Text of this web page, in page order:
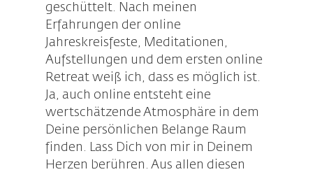
geschüttelt. Nach meinen
Erfahrungen der online
Jahreskreisfeste, Meditationen,
Aufstellungen und dem ersten online
Retreat weiß ich, dass es möglich ist.
Ja, auch online entsteht eine
wertschätzende Atmosphäre in dem
Deine persönlichen Belange Raum
finden. Lass Dich von mir in Deinem
Herzen berühren. Aus allen diesen